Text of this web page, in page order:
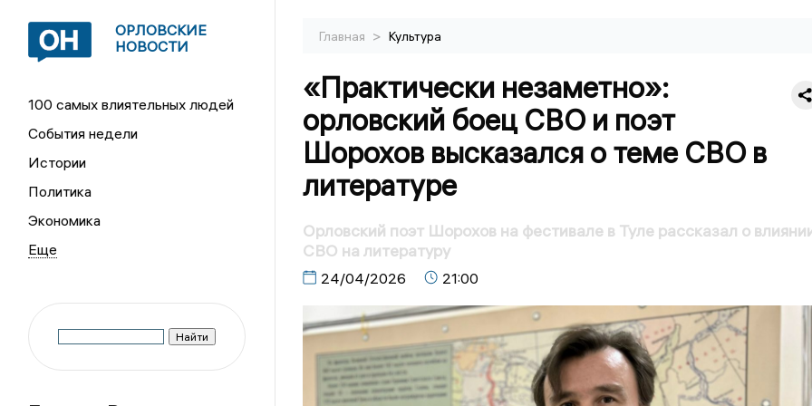
ОРЛОВСКИЕ
НОВОСТИ
100 самых влиятельных людей
События недели
Истории
Политика
Экономика
Главная > Культура
«Практически незаметно»:
орловский боец СВО и поэт
Шорохов высказался о теме СВО в
литературе
Орловский поэт Шорохов на фестивале в Туле рассказал о
СВО на литературу
24/04/2026 21:00